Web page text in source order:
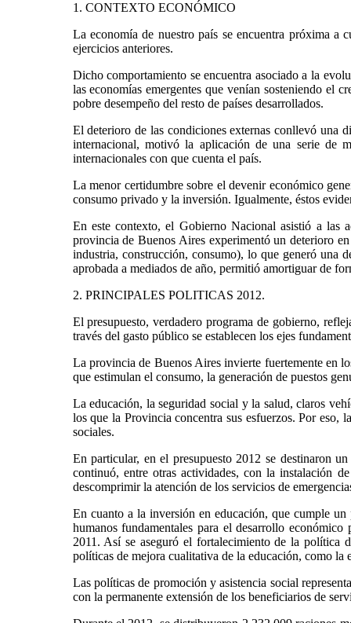
1. CONTEXTO ECONÓMICO
La economía de nuestro país se encuentra próxima
ejercicios anteriores.
Dicho comportamiento se encuentra asociado a la
las economías emergentes que venían sosteniendo
pobre desempeño del resto de países desarrollados.
El deterioro de las condiciones externas conllevó una
internacional, motivó la aplicación de una serie de
internacionales con que cuenta el país.
La menor certidumbre sobre el devenir económico
consumo privado y la inversión. Igualmente, éstos
En este contexto, el Gobierno Nacional asistió a las
provincia de Buenos Aires experimentó un deterioro
industria, construcción, consumo), lo que generó una
aprobada a mediados de año, permitió amortiguar de
2. PRINCIPALES POLITICAS 2012.
El presupuesto, verdadero programa de gobierno,
través del gasto público se establecen los ejes
La provincia de Buenos Aires invierte fuertemente en
que estimulan el consumo, la generación de puestos
La educación, la seguridad social y la salud, claros
los que la Provincia concentra sus esfuerzos. Por
sociales.
En particular, en el presupuesto 2012 se destinaron
continuó, entre otras actividades, con la instalación
descomprimir la atención de los servicios de
En cuanto a la inversión en educación, que cumple
humanos fundamentales para el desarrollo
2011. Así se aseguró el fortalecimiento de la política
políticas de mejora cualitativa de la educación, como la
Las políticas de promoción y asistencia social
con la permanente extensión de los beneficiarios de